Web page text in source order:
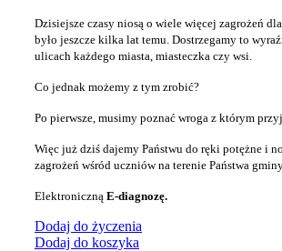
Dzisiejsze czasy niosą o wiele więcej zagrożeń
było jeszcze kilka lat temu. Dostrzegamy to
ulicach każdego miasta, miasteczka czy wsi.
Co jednak możemy z tym zrobić?
Po pierwsze, musimy poznać wroga z którym
Więc już dziś dajemy Państwu do ręki potężne i
zagrożeń wśród uczniów na terenie Państwa
Elektroniczną E-diagnozę.
Dodaj do życzenia
Dodaj do koszyka